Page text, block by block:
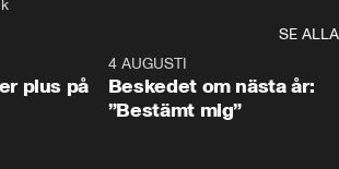
SE ALLA
plus på
4 AUGUSTI
Beskedet om nästa år:
”Bestämt mig”